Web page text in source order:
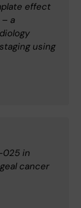
effect
a
using
025 in
cancer